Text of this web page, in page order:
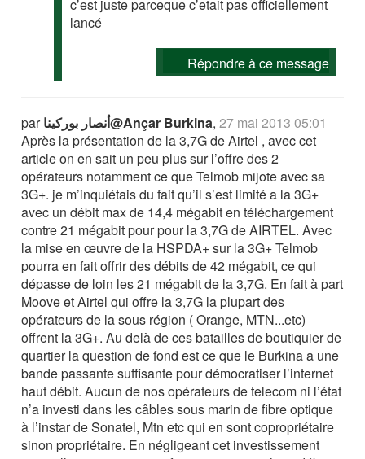
c’est juste parceque c’etait pas officiellement
lancé
Répondre à ce message
par أنصار بوركينا@Ançar Burkina,27 mai 2013 05:01
Après la présentation de la 3,7G de Airtel , avec cet
article on en sait un peu plus sur l’offre des 2
opérateurs notamment ce que Telmob mijote avec sa
3G+. je m’inquiétais du fait qu’il s’est limité a la 3G+
avec un débit max de 14,4 mégabit en téléchargement
contre 21 mégabit pour pour la 3,7G de AIRTEL. Avec
la mise en œuvre de la HSPDA+ sur la 3G+ Telmob
pourra en fait offrir des débits de 42 mégabit, ce qui
dépasse de loin les 21 mégabit de la 3,7G. En fait à part
Moove et Airtel qui offre la 3,7G la plupart des
opérateurs de la sous région ( Orange, MTN...etc)
offrent la 3G+. Au delà de ces batailles de boutiquier de
quartier la question de fond est ce que le Burkina a une
bande passante suffisante pour démocratiser l’internet
haut débit. Aucun de nos opérateurs de telecom ni l’état
n’a investi dans les câbles sous marin de fibre optique
à l’instar de Sonatel, Mtn etc qui en sont copropriétaire
sinon propriétaire. En négligeant cet investissement